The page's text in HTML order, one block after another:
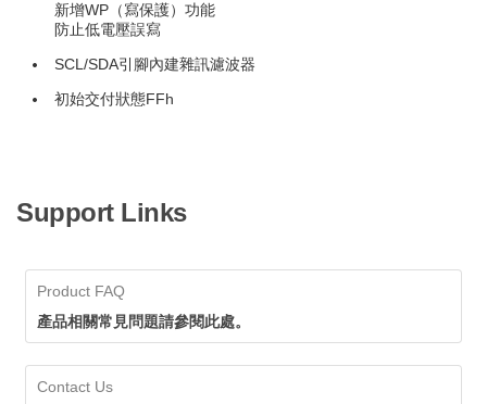
新增WP（寫保護）功能
防止低電壓誤寫
SCL/SDA引腳內建雜訊濾波器
初始交付狀態FFh
Support Links
Product FAQ
產品相關常見問題請參閱此處。
Contact Us